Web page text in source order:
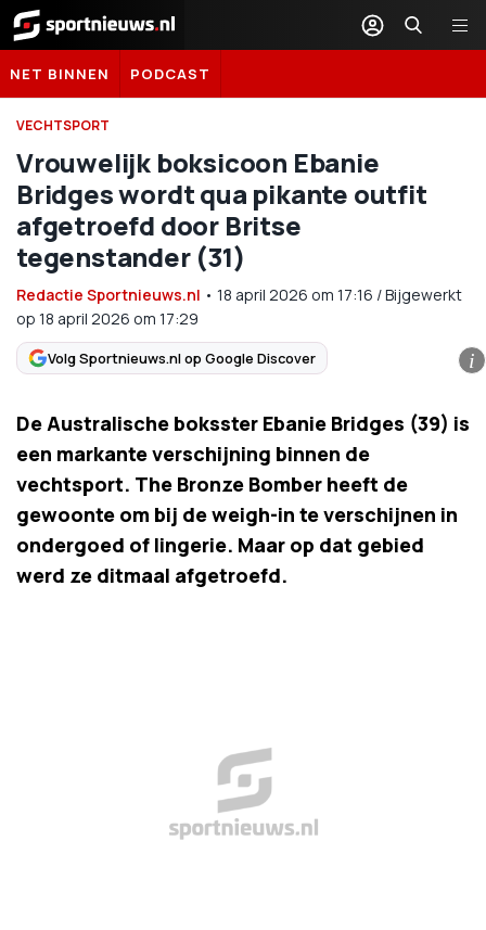
Sportnieuws.nl
NET BINNEN PODCAST
VECHTSPORT
Vrouwelijk boksicoon Ebanie
Bridges wordt qua pikante outfit
afgetroefd door Britse
tegenstander (31)
Redactie Sportnieuws.nl • 18 april 2026 om 17:16 /Bijgewerkt
op 18 april 2026 om 17:29
Volg Sportnieuws.nl op Google Discover i
De Australische boksster Ebanie Bridges (39) is
een markante verschijning binnen de
vechtsport. The Bronze Bomber heeft de
gewoonte om bij de weigh-in te verschijnen in
ondergoed of lingerie. Maar op dat gebied
werd ze ditmaal afgetroefd.